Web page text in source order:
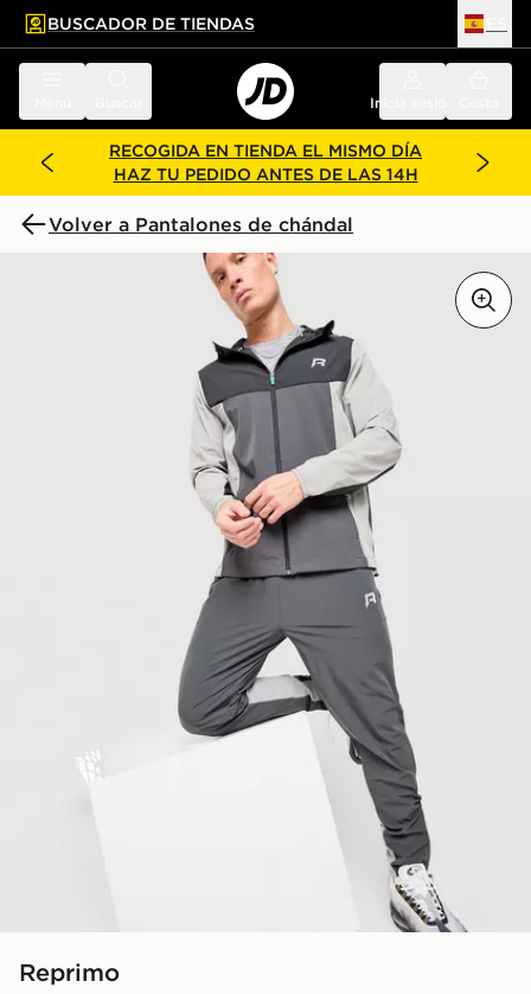
principal
pie de página
BUSCADOR DE TIENDAS
Inicia sesión
RECOGIDA EN TIENDA EL MISMO DÍA
HAZ TU PEDIDO ANTES DE LAS 14H
Volver a Pantalones de chándal
Reprimo